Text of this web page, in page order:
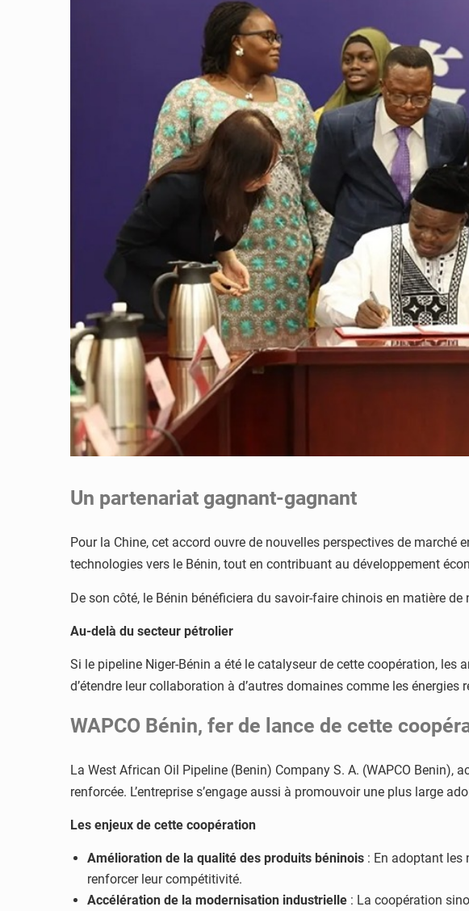
Un partenariat gagnant-gagnant
Pour la Chine, cet accord ouvre de nouvelles perspectives de
technologies vers le Bénin, tout en contribuant au développement
De son côté, le Bénin bénéficiera du savoir-faire chinois en matière
Au-delà du secteur pétrolier
Si le pipeline Niger-Bénin a été le catalyseur de cette coopération,
d’étendre leur collaboration à d’autres domaines comme les
WAPCO Bénin, fer de lance de cette
La West African Oil Pipeline (Benin) Company S. A. (WAPCO
renforcée. L’entreprise s’engage aussi à promouvoir une plus large
Les enjeux de cette coopération
Amélioration de la qualité des produits béninois : En adoptant les
renforcer leur compétitivité.
Accélération de la modernisation industrielle : La coopération